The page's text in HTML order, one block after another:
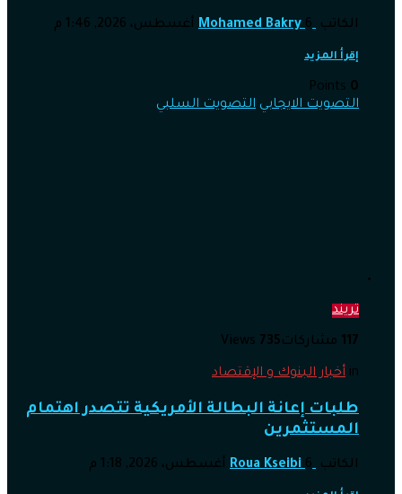
الكاتب Mohamed Bakry 6 أغسطس، 2026, 1:46 م
إقرأ المزيد
0
التصويت الايجابي التصويت السلبي
تريند
117 مشاركات735
in أخبار البنوك و الإقتصاد
طلبات إعانة البطالة الأمريكية تتصدر اهتمام
المستثمرين
الكاتب Roua Kseibi 6 أغسطس، 2026, 1:18 م